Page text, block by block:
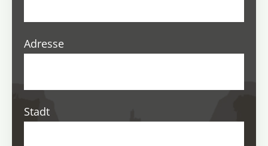
Adresse
Stadt